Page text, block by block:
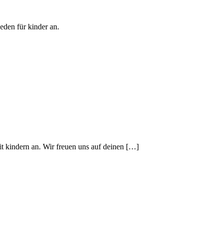
für kinder an.
kindern an. Wir freuen uns auf deinen […]